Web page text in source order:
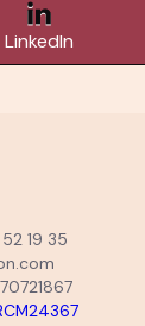
LinkedIn
19 35